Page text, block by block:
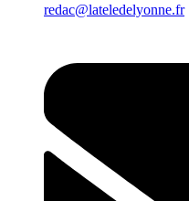
redac@lateledelyonne.fr